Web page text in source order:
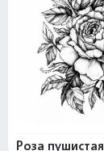
Роза пушистая